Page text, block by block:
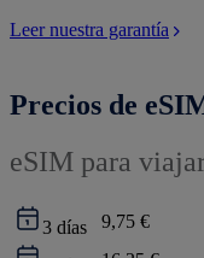
Leer nuestra garantía
Precios de
eSIM para
3 días 9,75 €